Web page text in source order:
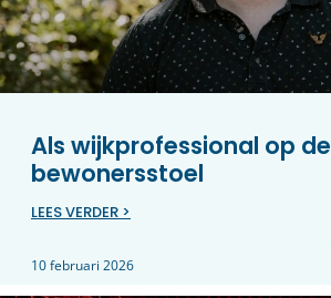
Als wijkprofessional op de
bewonersstoel
LEES VERDER >
10 februari 2026